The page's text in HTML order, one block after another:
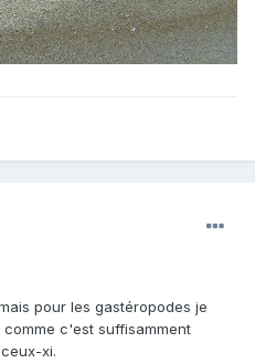
pour les gastéropodes je
c'est suffisamment
xi.